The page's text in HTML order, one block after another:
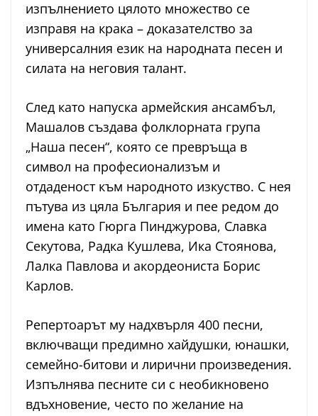
изпълнението цялото множество се
изправя на крака – доказателство за
универсалния език на народната песен и
силата на неговия талант.
След като напуска армейския ансамбъл,
Машалов създава фолклорната група
„Наша песен“, която се превръща в
символ на професионализъм и
отдаденост към народното изкуство. С нея
пътува из цяла България и пее редом до
имена като Гюрга Пинджурова, Славка
Секутова, Радка Кушлева, Ика Стоянова,
Лалка Павлова и акордеониста Борис
Карлов.
Репертоарът му надхвърля 400 песни,
включващи предимно хайдушки, юнашки,
семейно-битови и лирични произведения.
Изпълнява песните си с необикновено
вдъхновение, често по желание на